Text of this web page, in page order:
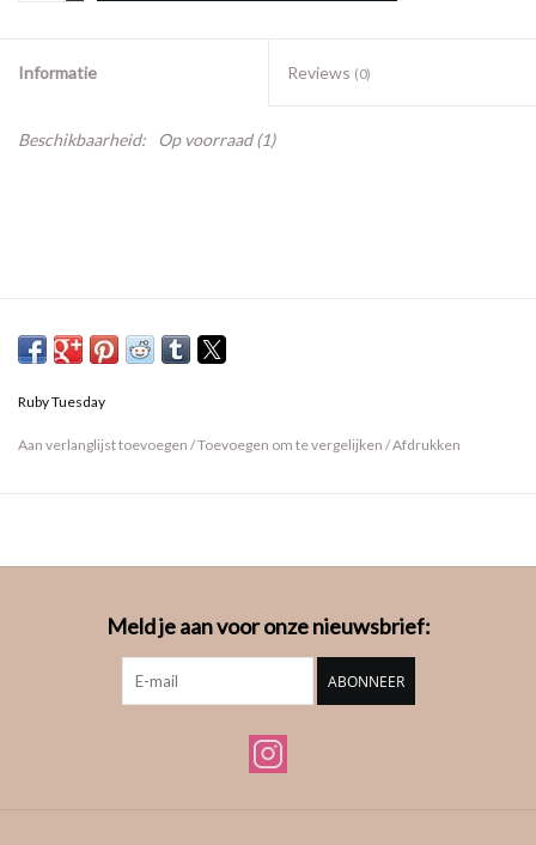
Informatie Reviews (0)
Beschikbaarheid: Op voorraad(1)
Ruby Tuesday
Aan verlanglijst toevoegen /Toevoegen om te vergelijken /Afdrukken
Meld je aan voor onze nieuwsbrief:
ABONNEER